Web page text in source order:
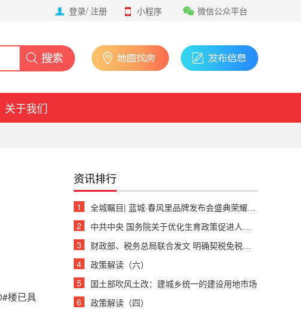
微信公众平台
小程序
登录/ 注册
关于我们
楼已具
资讯排行
1
全城瞩目| 蓝城·春风里品牌发布会盛典荣耀绽放
2
中共中央 国务院关于优化生育政策促进人口长期均衡发展的决定
3
财政部、税务总局联合发文 明确契税免税、退税等政策
4
政策解读（六）
5
国土部吹风土改：建城乡统一的建设用地市场
6
政策解读（四）